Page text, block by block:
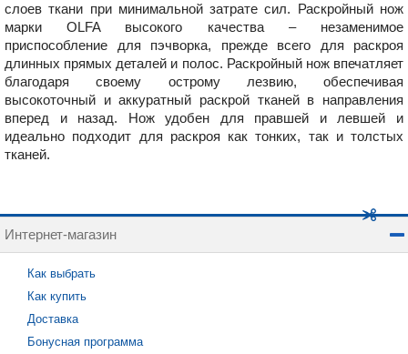
слоев ткани при минимальной затрате сил. Раскройный нож
марки OLFA высокого качества – незаменимое
приспособление для пэчворка, прежде всего для раскроя
длинных прямых деталей и полос. Раскройный нож впечатляет
благодаря своему острому лезвию, обеспечивая
высокоточный и аккуратный раскрой тканей в направления
вперед и назад. Нож удобен для правшей и левшей и
идеально подходит для раскроя как тонких, так и толстых
тканей.
Интернет-магазин
Как выбрать
Как купить
Доставка
Бонусная программа